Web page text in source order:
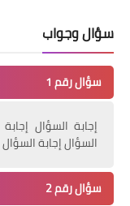
سؤال وجواب
سؤال رقم 1
إجابة السؤال
السؤال إجابة
سؤال رقم 2